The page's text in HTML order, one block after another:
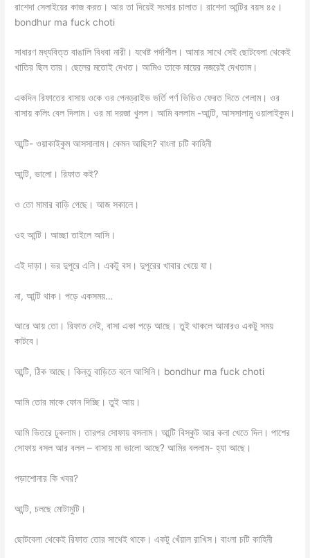
রাশেদা সেলাইয়ের কাজ করত। আর তা দিয়েই সংসার চালাত। রাশেদা আন্টির বয়স ৪৫।
bondhur ma fuck choti
সাধারণ মধ্যবিত্ত বাঙালি বিধবা নারী। যথেষ্ট পর্দাশীল। আমার সাথে সেই ছোটবেলা থেকেই
খাতির ছিল তার। ছেলের মতোই দেখত। আমিও তাকে মায়ের নজরেই দেখতাম।
একদিন রিফাতের বাসায় ওকে ওর পেনড্রাইভ ভর্তি পর্ণ ভিডিও ফেরত দিতে গেলাম। ওর
বাসায় কলিং বেল দিলাম। ওর মা দরজা খুলল। আমি বললাম -আন্টি, আসসালামু ওয়ালাইকুম।
‌আন্টি- ওয়াকাইকুম আসসালাম। কেমন আছিস? বাংলা চটি কাহিনী
আন্টি, ভালো। রিফাত কই?
ও তো মামার বাড়ি গেছে। আজ সকালে।
ওহ আন্টি। আচ্ছা তাইলে আসি।
এই দাড়া। ভর দুপুরে এলি। একটু বস। দুপুরের খাবার খেয়ে যা।
না, আন্টি থাক। পড়ে একসময়…
আরে আয় তো। রিফাত নেই, বাসা একা পড়ে আছে। তুই থাকলে আমারও একটু সময়
কাটবে।
আন্টি, ঠিক আছে। কিন্তু বাড়িতে বলে আসিনি। bondhur ma fuck choti
আমি তোর মাকে ফোন দিচ্ছি। তুই আয়।
‌আমি ভিতরে ঢুকলাম। তারপর সোফায় বসলাম। আন্টি বিস্কুট আর কলা খেতে দিল। পাশের
সোফায় বসল আর বলল – বাসায় মা ভালো আছে? আমির বললাম- হ্যা আছে।
পড়াশোনার কি খবর?
আন্টি, চলছে মোটামুটি।
ছোটবেলা থেকেই রিফাত তোর সাথেই থাকে। একটু খেঁয়াল রাখিস। বাংলা চটি কাহিনী